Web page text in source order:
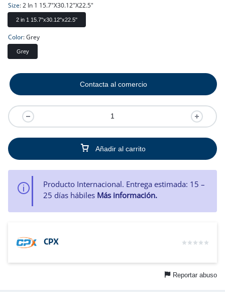
Size 2 In 1 15.7"x30.12"x22.5"
2 in 1 15.7"x30.12"x22.5"
Color Grey
Grey
Añadir al carrito
Contacta al comercio
Producto Internacional. Entrega estimada: 15 –
25 días hábiles Más información.
CPX
Reportar abuso